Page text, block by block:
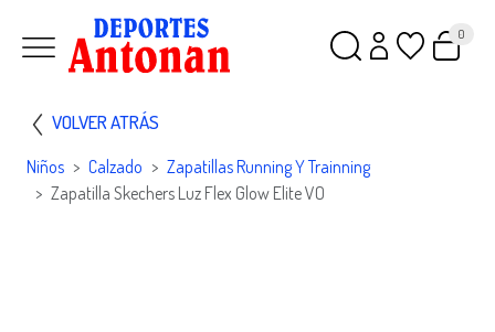
0
VOLVER ATRÁS
Niños Calzado
Zapatillas Running Y Trainning
Zapatilla Skechers Luz Flex Glow Elite VO